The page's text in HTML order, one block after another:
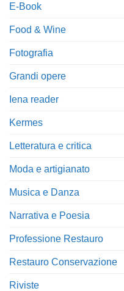
E-Book
Food & Wine
Fotografia
Grandi opere
Iena reader
Kermes
Letteratura e critica
Moda e artigianato
Musica e Danza
Narrativa e Poesia
Professione Restauro
Restauro Conservazione
Riviste